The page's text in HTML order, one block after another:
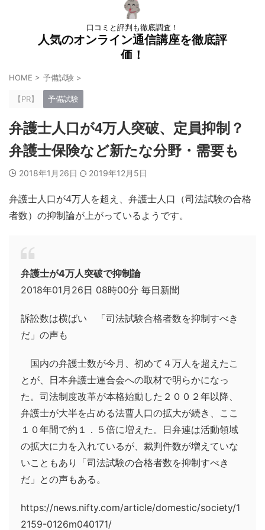
口コミと評判も徹底調査！
人気のオンライン通信講座を徹底評
価！
HOME > 予備試験 >
【PR】 予備試験
弁護士人口が4万人突破、定員抑制？
弁護士保険など新たな分野・需要も
2018年1月26日 2019年12月5日
弁護士人口が4万人を超え、弁護士人口（司法試験の合格
者数）の抑制論が上がっているようです。
弁護士が4万人突破で抑制論
2018年01月26日 08時00分 毎日新聞
訴訟数は横ばい 「司法試験合格者数を抑制すべき
だ」の声も
国内の弁護士数が今月、初めて４万人を超えたこ
とが、日本弁護士連合会への取材で明らかになっ
た。司法制度改革が本格始動した２００２年以降、
弁護士が大半を占める法曹人口の拡大が続き、ここ
１０年間で約１．５倍に増えた。日弁連は活動領域
の拡大に力を入れているが、裁判件数が増えていな
いこともあり「司法試験の合格者数を抑制すべき
だ」との声もある。
https://news.nifty.com/article/domestic/society/1
2159-0126m040171/